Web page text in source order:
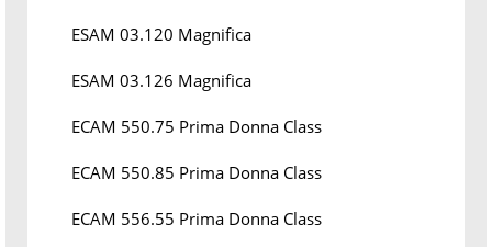
ESAM 03.120 Magnifica
ESAM 03.126 Magnifica
ECAM 550.75 Prima Donna Class
ECAM 550.85 Prima Donna Class
ECAM 556.55 Prima Donna Class